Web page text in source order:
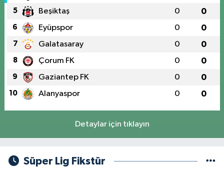
5 Beşiktaş 0 0
6 Eyüpspor 0 0
7 Galatasaray 0 0
8 Çorum FK 0 0
9 Gaziantep FK 0 0
10 Alanyaspor 0 0
Detaylar için tıklayın
Süper Lig Fikstür